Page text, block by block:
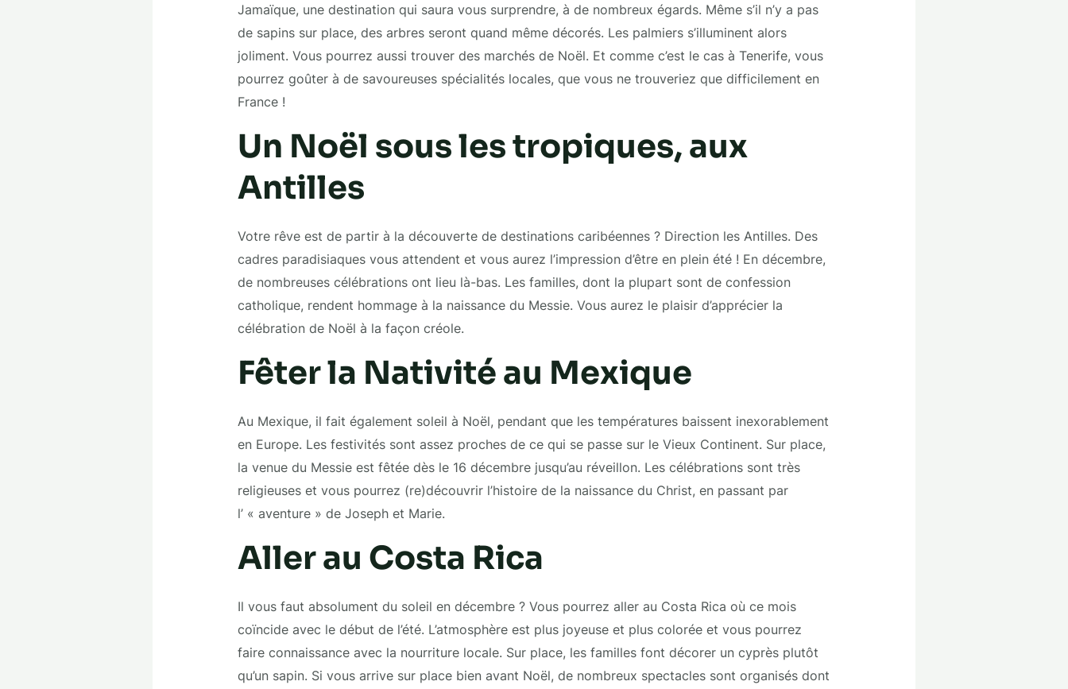
Jamaïque, une destination qui saura vous surprendre, à de nombreux égards. Même s’il n’y a pas
de sapins sur place, des arbres seront quand même décorés. Les palmiers s’illuminent alors
joliment. Vous pourrez aussi trouver des marchés de Noël. Et comme c’est le cas à Tenerife, vous
pourrez goûter à de savoureuses spécialités locales, que vous ne trouveriez que difficilement en
France !
Un Noël sous les tropiques, aux
Antilles
Votre rêve est de partir à la découverte de destinations caribéennes ? Direction les Antilles. Des
cadres paradisiaques vous attendent et vous aurez l’impression d’être en plein été ! En décembre,
de nombreuses célébrations ont lieu là-bas. Les familles, dont la plupart sont de confession
catholique, rendent hommage à la naissance du Messie. Vous aurez le plaisir d’apprécier la
célébration de Noël à la façon créole.
Fêter la Nativité au Mexique
Au Mexique, il fait également soleil à Noël, pendant que les températures baissent inexorablement
en Europe. Les festivités sont assez proches de ce qui se passe sur le Vieux Continent. Sur place,
la venue du Messie est fêtée dès le 16 décembre jusqu’au réveillon. Les célébrations sont très
religieuses et vous pourrez (re)découvrir l’histoire de la naissance du Christ, en passant par
l’ « aventure » de Joseph et Marie.
Aller au Costa Rica
Il vous faut absolument du soleil en décembre ? Vous pourrez aller au Costa Rica où ce mois
coïncide avec le début de l’été. L’atmosphère est plus joyeuse et plus colorée et vous pourrez
faire connaissance avec la nourriture locale. Sur place, les familles font décorer un cyprès plutôt
qu’un sapin. Si vous arrive sur place bien avant Noël, de nombreux spectacles sont organisés dont